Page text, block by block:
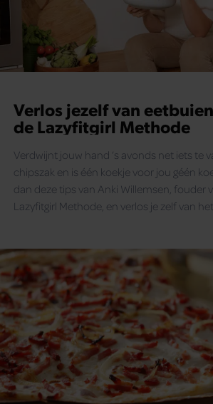
Verlos jezelf van
de Lazyfitgirl Methode
Verdwijnt jouw hand ’s avonds net iets te
chipszak en is één koekje voor jou géén
dan deze tips van Anki Willemsen, fouder
Lazyfitgirl Methode, en verlos je zelf van